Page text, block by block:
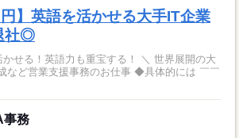
円】英語を活かせる大手IT企業
社◎
英語力も重宝する！ ＼ 世界展開の大
支援事務のお仕事 ◆具体的には ￣￣
事務